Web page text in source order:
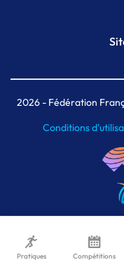
2026- Fédération
Conditions
Pratiques Compétitions